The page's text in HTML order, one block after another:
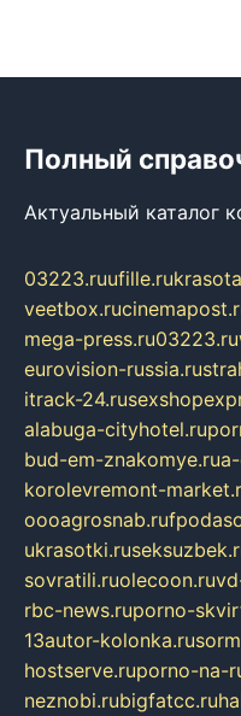
Полный
Актуальный каталог
03223.ruufille.ru
veetbox.ru
mega-press.ru03223.ru
eurovision-russia.ru
itrack-24.ru
alabuga-cityhotel.ru
bud-em-znakomye.ru
korolevremont-
oooagrosnab.ru
ukrasotki.ru
sovratili.ruolecoon.ru
rbc-news.ruporno-
13autor-kolonka.ru
hostserve.ruporno-na-
neznobi.rubigfatcc.ru